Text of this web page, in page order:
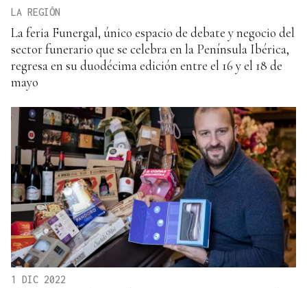
LA REGIÓN
La feria Funergal, único espacio de debate y negocio del
sector funerario que se celebra en la Península Ibérica,
regresa en su duodécima edición entre el 16 y el 18 de
mayo
1 DIC 2022